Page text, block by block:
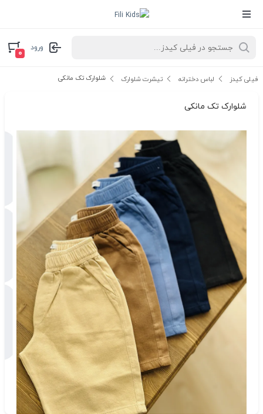
ورود
۰
فیلی کیدز لباس دخترانه تیشرت شلوارک شلوارک تک مانکی
شلوارک تک مانکی
تیشرت شلوارک